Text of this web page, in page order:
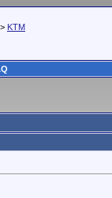
> KTM